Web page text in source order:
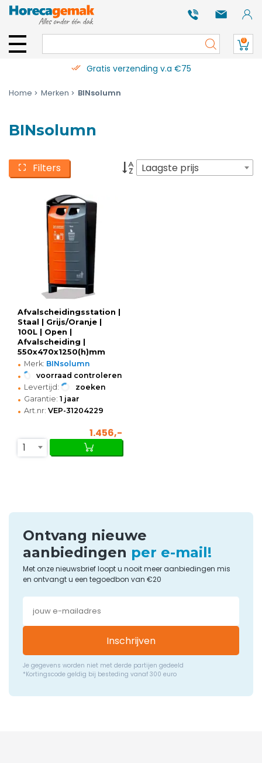
0
Gratis verzending v.a €75
Home Merken BINsolumn
BINsolumn
Filters Laagste prijs
Afvalscheidingsstation |
Staal | Grijs/Oranje |
100L | Open |
Afvalscheiding |
550x470x1250(h)mm
• Merk: BINsolumn
• voorraad controleren
• Levertijd: zoeken
• Garantie: 1 jaar
• Art.nr: VEP-31204229
1.456,-
1
Ontvang nieuwe
aanbiedingen per e-mail!
Met onze nieuwsbrief loopt u nooit meer aanbiedingen mis
en ontvangt u een tegoedbon van €20
Inschrijven
Je gegevens worden niet met derde partijen gedeeld
*Kortingscode geldig bij besteding vanaf 300 euro